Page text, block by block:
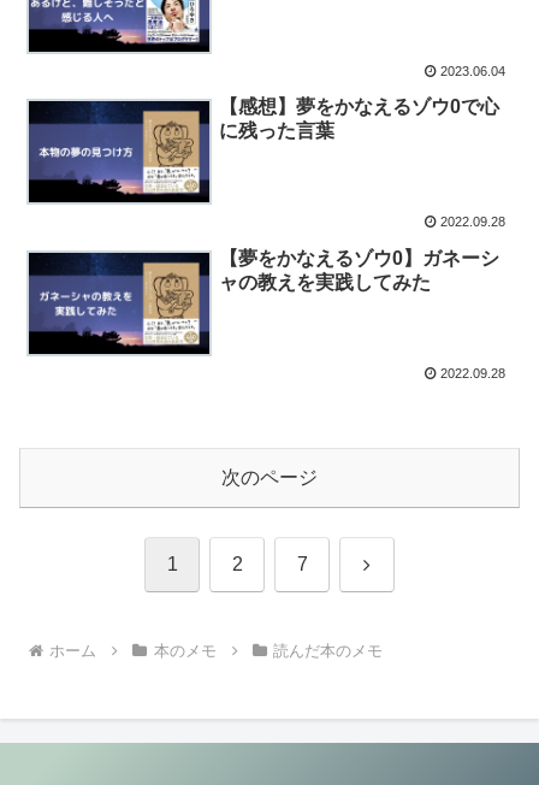
2023.06.04
【感想】夢をかなえるゾウ0で心
に残った言葉
2022.09.28
【夢をかなえるゾウ0】ガネーシ
ャの教えを実践してみた
2022.09.28
次のページ
1 2 7 次
ホーム 本のメモ 読んだ本のメモ